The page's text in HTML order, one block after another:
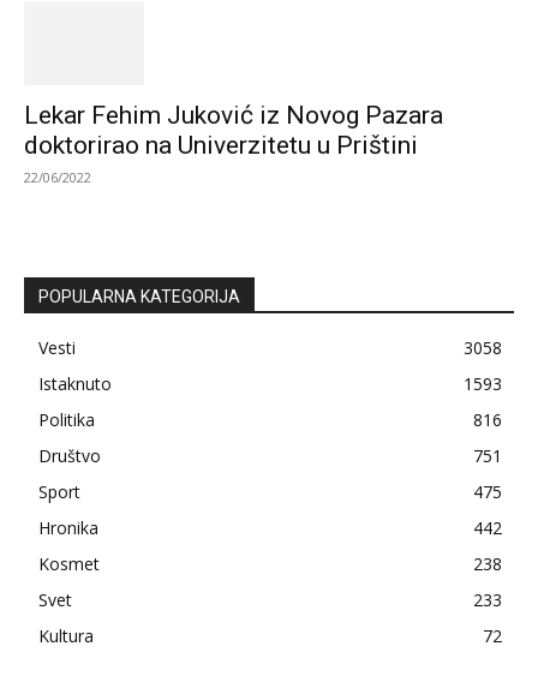
Lekar Fehim Juković iz Novog Pazara
doktorirao na Univerzitetu u Prištini
22/06/2022
POPULARNA KATEGORIJA
Vesti
3058
Istaknuto
1593
Politika
816
Društvo
751
Sport
475
Hronika
442
Kosmet
238
Svet
233
Kultura
72